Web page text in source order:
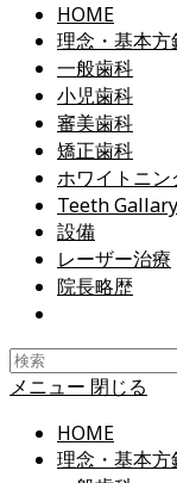
HOME
理念・基本方
一般歯科
小児歯科
審美歯科
矯正歯科
ホワイトニン
Teeth Gallary
設備
レーザー治療
院長略歴
メニュー 閉じる
HOME
理念・基本方